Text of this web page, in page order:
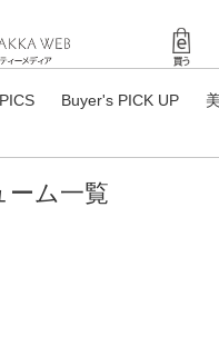
Buyer's PICK UP
ーム一覧